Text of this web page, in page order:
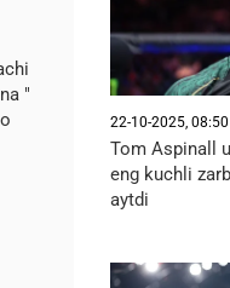
"
22-10-2025, 08:50
Tom Aspinall
eng kuchli
aytdi